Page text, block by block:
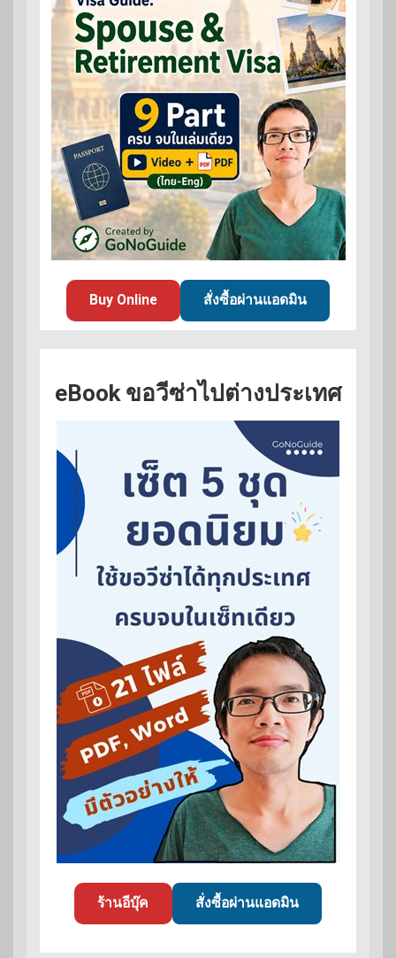
Buy Online สั่งซื้อผ่านแอดมิน
eBook ขอวีซ่าไปต่างประเทศ
ร้านอีบุ๊ค สั่งซื้อผ่านแอดมิน